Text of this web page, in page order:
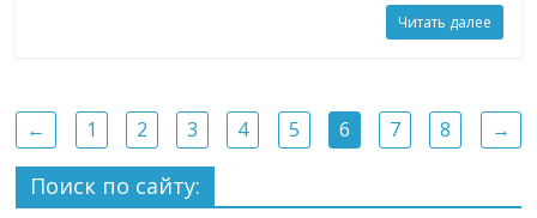
Читать далее
← 1 2 3 4 5 6 7 8 →
Поиск по сайту: